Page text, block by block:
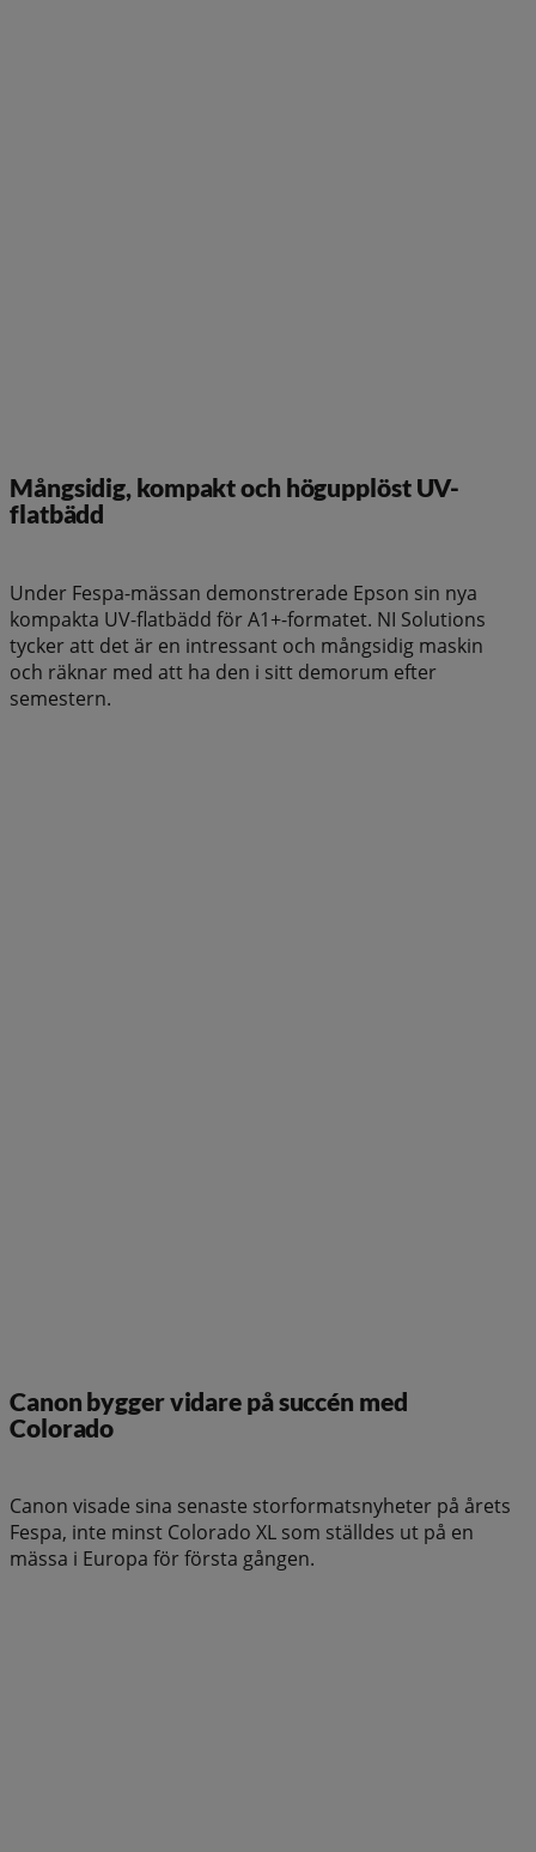
Mångsidig, kompakt och högupplöst UV-
flatbädd
Under Fespa-mässan demonstrerade Epson sin nya
kompakta UV-flatbädd för A1+-formatet. NI Solutions
tycker att det är en intressant och mångsidig maskin
och räknar med att ha den i sitt demorum efter
semestern.
Canon bygger vidare på succén med
Colorado
Canon visade sina senaste storformatsnyheter på årets
Fespa, inte minst Colorado XL som ställdes ut på en
mässa i Europa för första gången.